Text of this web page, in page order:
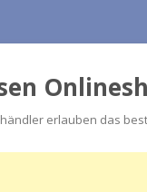
erlauben das